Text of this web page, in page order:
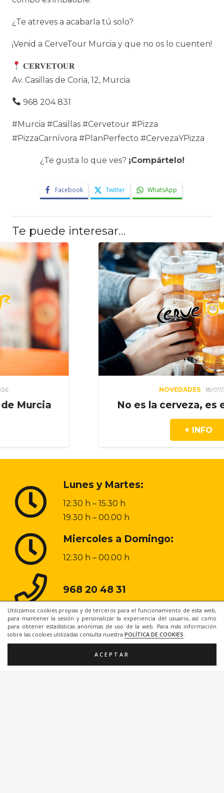
Utilizamos cookies propias y de terceros para el funcionamiento de esta web,
para mantener la sesión y personalizar la experiencia del usuario, así como
para obtener estadísticas anónimas de uso de la web. Para más información
sobre las cookies utilizadas consulta nuestra POLÍTICA DE COOKIES.
ACEPTAR
¿Te atreves a acabarla tú solo?
¡Venid a CerveTour Murcia y que no os lo cuenten!
𝐂𝐄𝐑𝐕𝐄𝐓𝐎𝐔𝐑
Av. Casillas de Coria, 12, Murcia
968 204 831
#Murcia #Casillas #Cervetour #Pizza
#PizzaCarnívora #PlanPerfecto #CervezaYPizza
¿Te gusta lo que ves? ¡Compártelo!
Facebook Twitter WhatsApp
Te puede interesar…
18/07/2026
No es la cerveza, es el
Lunes y Martes:
12:30 h – 15.30 h
19.30 h – 00.00 h
Miercoles a Domingo:
12:30 h – 00.00 h
968 20 48 31